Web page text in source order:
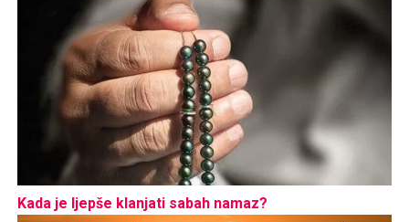
Kada je ljepše klanjati sabah namaz?